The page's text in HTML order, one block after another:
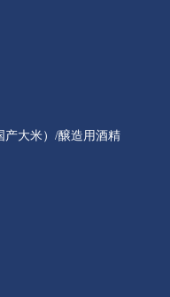
产大米）/醸造用酒精